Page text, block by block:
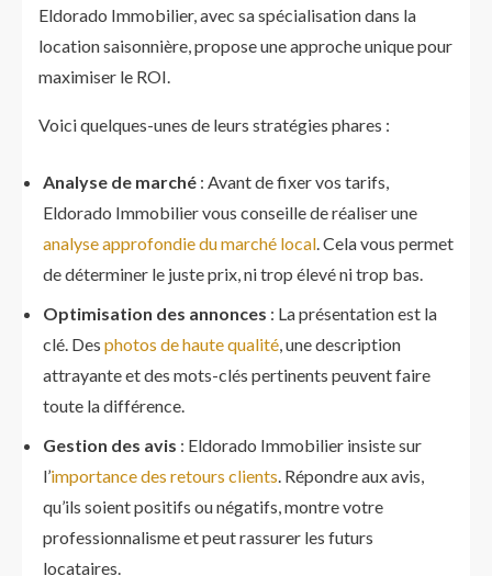
Eldorado Immobilier, avec sa spécialisation dans la
location saisonnière, propose une approche unique pour
maximiser le ROI.
Voici quelques-unes de leurs stratégies phares :
Analyse de marché : Avant de fixer vos tarifs,
Eldorado Immobilier vous conseille de réaliser une
analyse approfondie du marché local. Cela vous permet
de déterminer le juste prix, ni trop élevé ni trop bas.
Optimisation des annonces : La présentation est la
clé. Des photos de haute qualité, une description
attrayante et des mots-clés pertinents peuvent faire
toute la différence.
Gestion des avis : Eldorado Immobilier insiste sur
l’importance des retours clients. Répondre aux avis,
qu’ils soient positifs ou négatifs, montre votre
professionnalisme et peut rassurer les futurs
locataires.